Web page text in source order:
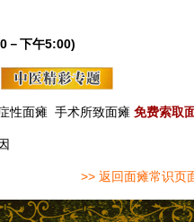
－下午5:00)
性面瘫 手术所致面瘫 免费索取
>> 返回面瘫常识页